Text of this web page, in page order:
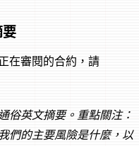
要
在審閱的合約，請
俗英文摘要。重點關注：
們的主要風險是什麼，以